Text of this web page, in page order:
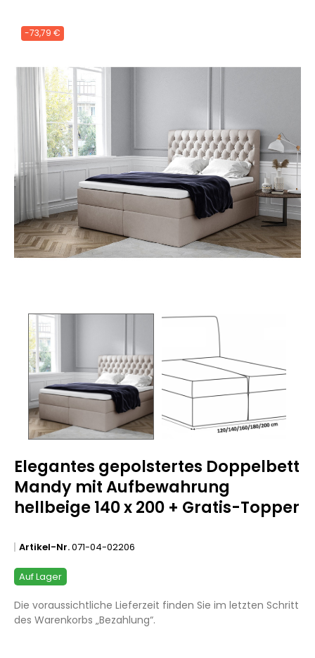
-73,79 €
Elegantes gepolstertes Doppelbett
Mandy mit Aufbewahrung
hellbeige 140 x 200 + Gratis-Topper
Artikel-Nr.071-04-02206
Auf Lager
Die voraussichtliche Lieferzeit finden Sie im letzten Schritt
des Warenkorbs „Bezahlung“.